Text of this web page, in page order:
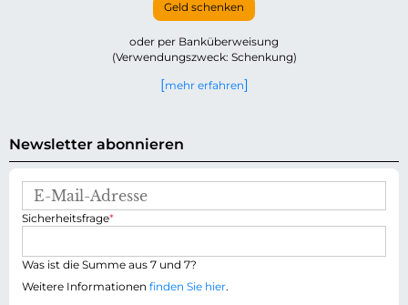
Geld schenken
oder per Banküberweisung
(Verwendungszweck: Schenkung)
mehr erfahren
Newsletter abonnieren
M
l
-
P
i
h
Sicherheitsfrage*
Was ist die Summe aus 7 und 7?
Weitere Informationen finden Sie hier.